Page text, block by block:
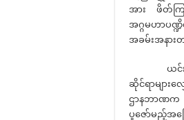
အား ဖိတ်ကြ
အဂ္ဂမဟာပ
အခမ်းအနာ
ယင်းနောက်
ဆိုင်ရာများ
ဌာနဘာဏက
ပူဇော်မည့်အကြ